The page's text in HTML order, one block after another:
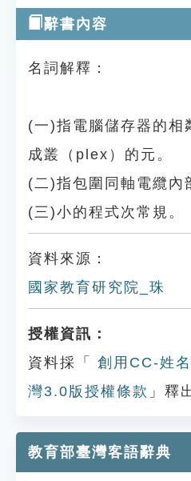
辭書內容
名詞解釋：
(一)指電腦儲存器的相
成叢（plex）的元。
(二)指包圍同軸電纜內
(三)小的程式次常規。
資料來源：
國家教育研究院_珠
授權資訊：
資料採「
創用CC-姓
灣3.0版授權條款 」釋
教育部臺灣客語辭典